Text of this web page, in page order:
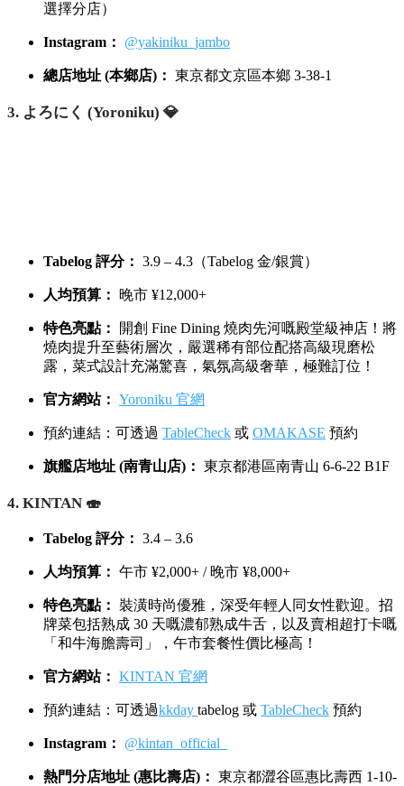
選擇分店）
Instagram： @yakiniku_jambo
總店地址 (本鄉店)： 東京都文京區本鄉 3-38-1
3. よろにく (Yoroniku) 💎
Tabelog 評分： 3.9 – 4.3（Tabelog 金/銀賞）
人均預算： 晚市 ¥12,000+
特色亮點：
開創 Fine Dining 燒肉先河嘅殿堂級神店！將
燒肉提升至藝術層次，嚴選稀有部位配搭高級現磨松
露，菜式設計充滿驚喜，氣氛高級奢華，極難訂位！
官方網站： Yoroniku 官網
預約連結：可透過 TableCheck 或 OMAKASE 預約
旗艦店地址 (南青山店)： 東京都港區南青山 6-6-22 B1F
4. KINTAN 🍣
Tabelog 評分： 3.4 – 3.6
人均預算： 午市 ¥2,000+ / 晚市 ¥8,000+
特色亮點：
裝潢時尚優雅，深受年輕人同女性歡迎。招
牌菜包括熟成 30 天嘅濃郁熟成牛舌，以及賣相超打卡嘅
「和牛海膽壽司」，午市套餐性價比極高！
官方網站： KINTAN 官網
預約連結：可透過kkday tabelog 或 TableCheck 預約
Instagram： @kintan_official_
熱門分店地址 (惠比壽店)： 東京都澀谷區惠比壽西 1-10-